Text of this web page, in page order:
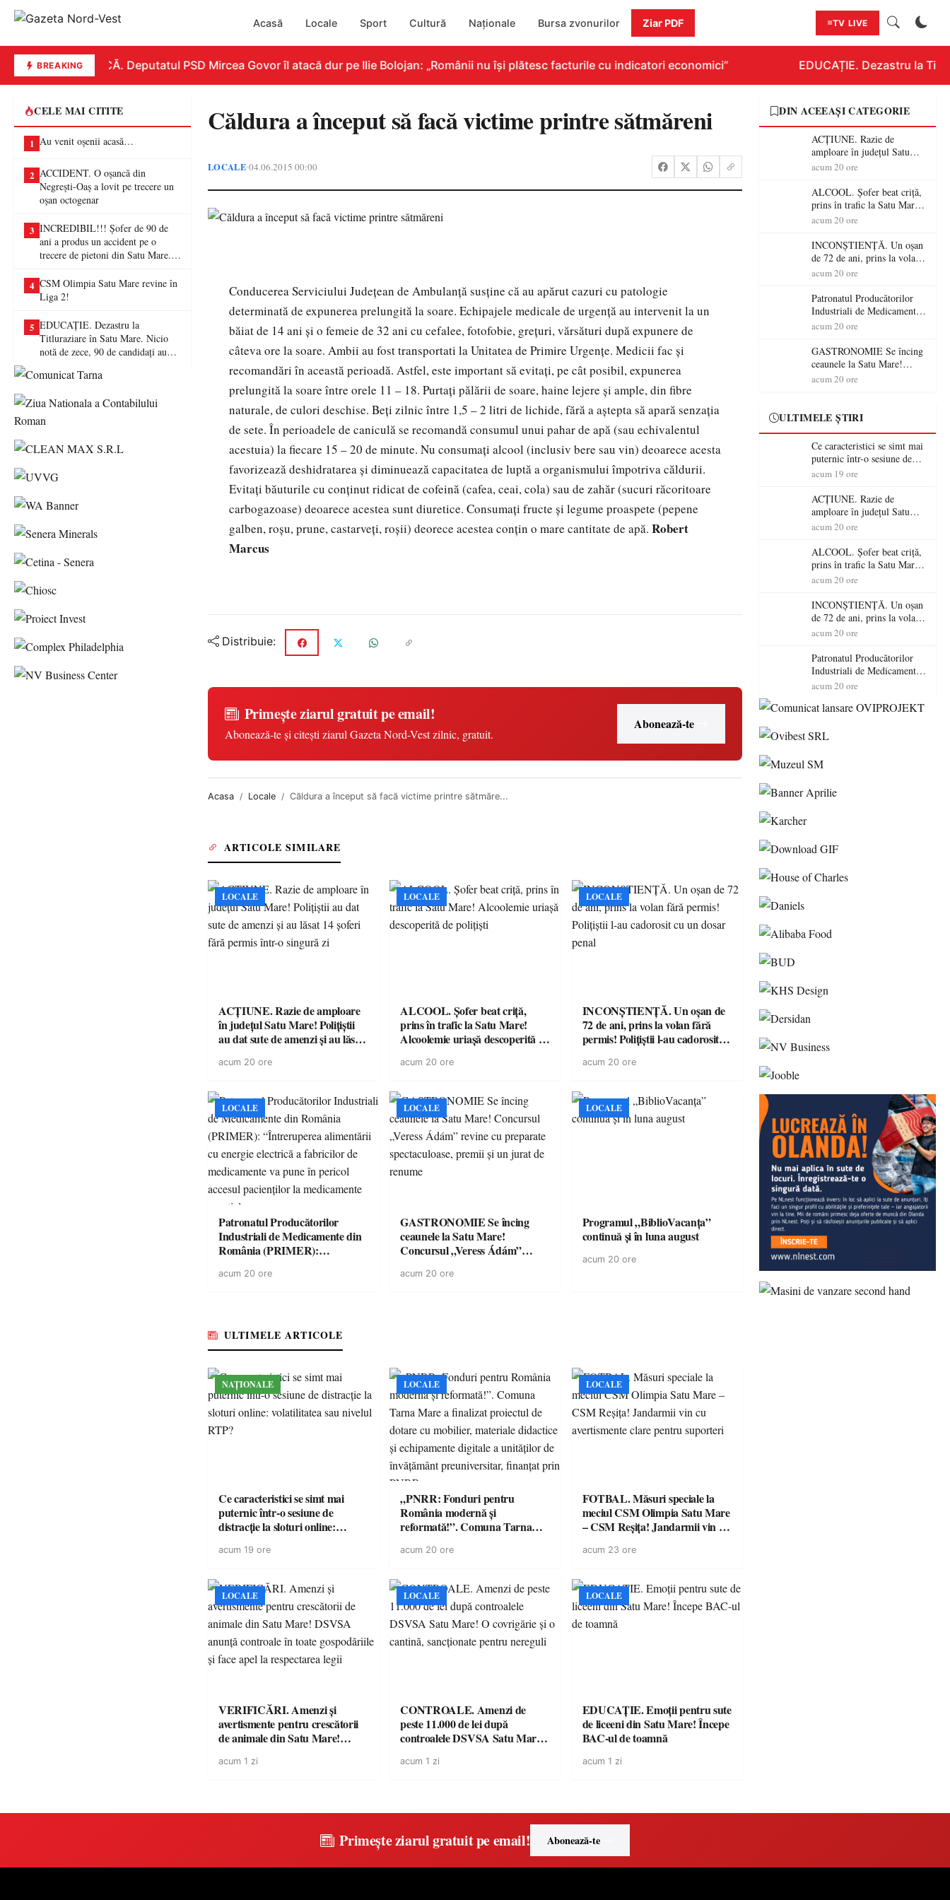
Acasă Locale Sport Cultură Naționale Bursa zvonurilor Ziar PDF TV LIVE
BREAKINGREPLICĂ. Deputatul PSD Mircea Govor îl atacă dur pe Ilie Bolojan: „Românii nu își plătesc facturile cu indicatori economici” EDUCAȚIE. Dezastru la
CELE MAI CITITE
1 Au venit oșenii acasă…
2 ACCIDENT. O oșancă din
Negrești-Oaș a lovit pe trecere un
oșan octogenar
3 INCREDIBIL!!! Șofer de 90 de
ani a produs un accident pe o
trecere de pietoni din Satu Mare. O
4 CSM Olimpia Satu Mare revine în
Liga 2!
5 EDUCAȚIE. Dezastru la
Titluraziare în Satu Mare. Nicio
notă de zece, 90 de candidați au
Căldura a început să facă victime printre sătmăreni
LOCALE•04.06.2015 00:00
Conducerea Serviciului Judeţean de Ambulanţă susţine că au apărut cazuri cu patologie
determinată de expunerea prelungită la soare. Echipajele medicale de urgenţă au intervenit la un
băiat de 14 ani şi o femeie de 32 ani cu cefalee, fotofobie, greţuri, vărsături după expunere de
câteva ore la soare. Ambii au fost transportati la Unitatea de Primire Urgenţe. Medicii fac şi
recomandări în această perioadă. Astfel, este important să evitaţi, pe cât posibil, expunerea
prelungită la soare între orele 11 – 18. Purtaţi pălării de soare, haine lejere şi ample, din fibre
naturale, de culori deschise. Beţi zilnic între 1,5 – 2 litri de lichide, fără a aştepta să apară senzaţia
de sete. În perioadele de caniculă se recomandă consumul unui pahar de apă (sau echivalentul
acestuia) la fiecare 15 – 20 de minute. Nu consumaţi alcool (inclusiv bere sau vin) deoarece acesta
favorizează deshidratarea şi diminuează capacitatea de luptă a organismului împotriva căldurii.
Evitaţi băuturile cu conţinut ridicat de cofeină (cafea, ceai, cola) sau de zahăr (sucuri răcoritoare
carbogazoase) deoarece acestea sunt diuretice. Consumaţi fructe şi legume proaspete (pepene
galben, roşu, prune, castarveţi, roşii) deorece acestea conţin o mare cantitate de apă. Robert
Marcus
Distribuie:
Primește ziarul gratuit pe email!
Abonează-te și citești ziarul Gazeta Nord-Vest zilnic, gratuit.
Abonează-te
Acasa Locale Căldura a început să facă victime printre sătmăre...
ARTICOLE SIMILARE
LOCALE
ACȚIUNE. Razie de amploare
în județul Satu Mare! Polițiștii
au dat sute de amenzi și au lăsat
singură zi
acum 20 ore
LOCALE
ALCOOL. Șofer beat criță,
prins în trafic la Satu Mare!
Alcoolemie uriașă descoperită de
acum 20 ore
LOCALE
INCONȘTIENȚĂ. Un oșan de
72 de ani, prins la volan fără
permis! Polițiștii l-au cadorosit
acum 20 ore
LOCALE
Patronatul Producătorilor
Industriali de Medicamente din
România (PRIMER):
energie electrică a fabricilor de
acum 20 ore
LOCALE
GASTRONOMIE Se încing
ceaunele la Satu Mare!
Concursul „Veress Ádám”
spectaculoase, premii și un jurat
acum 20 ore
LOCALE
Programul „BiblioVacanța”
continuă și în luna august
acum 20 ore
ULTIMELE ARTICOLE
NAȚIONALE
Ce caracteristici se simt mai
puternic într-o sesiune de
distracție la sloturi online:
acum 19 ore
LOCALE
„PNRR: Fonduri pentru
România modernă și
reformată!”. Comuna Tarna
dotare cu mobilier, materiale
a unităților de învățământ
preuniversitar, finanțat prin
PNRR
acum 20 ore
LOCALE
FOTBAL. Măsuri speciale la
meciul CSM Olimpia Satu Mare
– CSM Reșița! Jandarmii vin cu
suporteri
acum 23 ore
LOCALE
VERIFICĂRI. Amenzi și
avertismente pentru crescătorii
de animale din Satu Mare!
toate gospodăriile și face apel la
acum 1 zi
LOCALE
CONTROALE. Amenzi de
peste 11.000 de lei după
controalele DSVSA Satu Mare!
sancționate pentru nereguli
acum 1 zi
LOCALE
EDUCAȚIE. Emoții pentru sute
de liceeni din Satu Mare! Începe
BAC-ul de toamnă
acum 1 zi
DIN ACEEAȘI CATEGORIE
ACȚIUNE. Razie de
amploare în județul Satu
Mare! Polițiștii au dat sute
șoferi fără permis într-o
singură zi
acum 20 ore
ALCOOL. Șofer beat criță,
prins în trafic la Satu Mare!
Alcoolemie uriașă
acum 20 ore
INCONȘTIENȚĂ. Un oșan
de 72 de ani, prins la volan
fără permis! Polițiștii l-au
acum 20 ore
Patronatul Producătorilor
Industriali de Medicamente
din România (PRIMER):
energie electrică a fabricilor
de medicamente va pune în
pericol accesul pacienților la
medicamente esențiale
acum 20 ore
GASTRONOMIE Se încing
ceaunele la Satu Mare!
Concursul „Veress Ádám”
jurat de renume
acum 20 ore
ULTIMELE ȘTIRI
Ce caracteristici se simt mai
puternic într-o sesiune de
distracție la sloturi online:
RTP?
acum 19 ore
ACȚIUNE. Razie de
amploare în județul Satu
Mare! Polițiștii au dat sute
șoferi fără permis într-o
singură zi
acum 20 ore
ALCOOL. Șofer beat criță,
prins în trafic la Satu Mare!
Alcoolemie uriașă
acum 20 ore
INCONȘTIENȚĂ. Un oșan
de 72 de ani, prins la volan
fără permis! Polițiștii l-au
acum 20 ore
Patronatul Producătorilor
Industriali de Medicamente
din România (PRIMER):
energie electrică a fabricilor
pericol accesul pacienților la
acum 20 ore
Primește ziarul gratuit pe email! Abonează-te